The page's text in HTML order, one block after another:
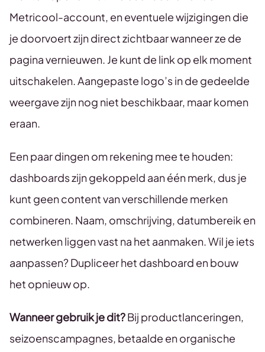
Metricool-account, en eventuele wijzigingen die
je doorvoert zijn direct zichtbaar wanneer ze de
pagina vernieuwen. Je kunt de link op elk moment
uitschakelen. Aangepaste logo’s in de gedeelde
weergave zijn nog niet beschikbaar, maar komen
eraan.
Een paar dingen om rekening mee te houden:
dashboards zijn gekoppeld aan één merk, dus je
kunt geen content van verschillende merken
combineren. Naam, omschrijving, datumbereik en
netwerken liggen vast na het aanmaken. Wil je iets
aanpassen? Dupliceer het dashboard en bouw
het opnieuw op.
Wanneer gebruik je dit?Bij productlanceringen,
seizoenscampagnes, betaalde en organische